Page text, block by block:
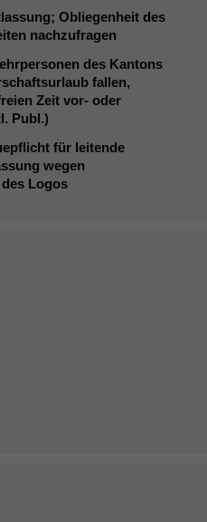
Obliegenheit des
nachzufragen
des Kantons
fallen,
Zeit vor- oder
Publ.)
für leitende
wegen
Logos